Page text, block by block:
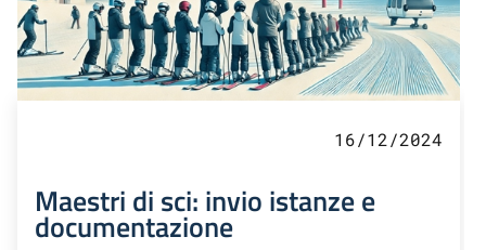
16/12/2024
Maestri di sci: invio istanze e
documentazione